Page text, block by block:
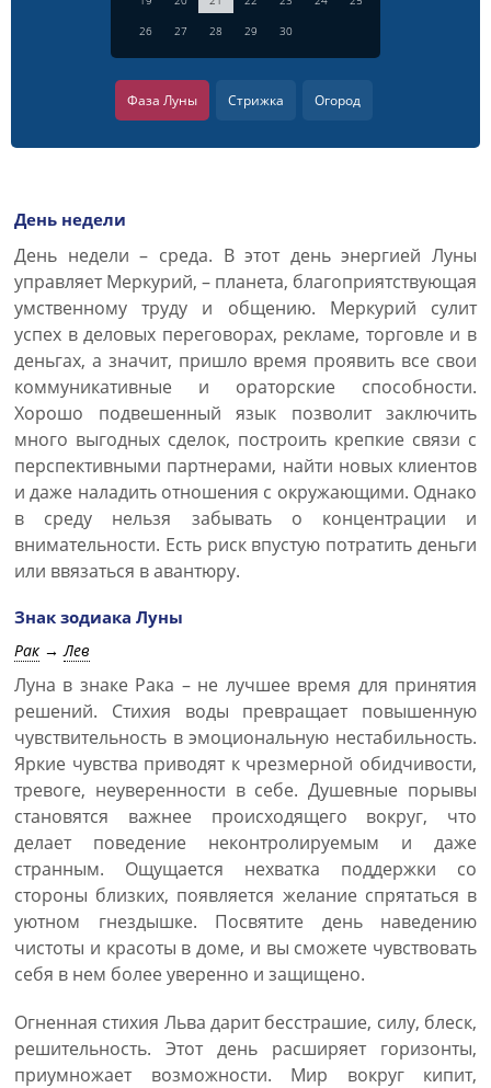
26
27 28 29 30
Фаза Луны Стрижка Огород
День недели
День недели – среда. В этот день энергией Луны
управляет Меркурий, – планета, благоприятствующая
умственному труду и общению. Меркурий сулит
успех в деловых переговорах, рекламе, торговле и в
деньгах, а значит, пришло время проявить все свои
коммуникативные и ораторские способности.
Хорошо подвешенный язык позволит заключить
много выгодных сделок, построить крепкие связи с
перспективными партнерами, найти новых клиентов
и даже наладить отношения с окружающими. Однако
в среду нельзя забывать о концентрации и
внимательности. Есть риск впустую потратить деньги
или ввязаться в авантюру.
Знак зодиака Луны
Рак →Лев
Луна в знаке Рака – не лучшее время для принятия
решений. Стихия воды превращает повышенную
чувствительность в эмоциональную нестабильность.
Яркие чувства приводят к чрезмерной обидчивости,
тревоге, неуверенности в себе. Душевные порывы
становятся важнее происходящего вокруг, что
делает поведение неконтролируемым и даже
странным. Ощущается нехватка поддержки со
стороны близких, появляется желание спрятаться в
уютном гнездышке. Посвятите день наведению
чистоты и красоты в доме, и вы сможете чувствовать
себя в нем более уверенно и защищено.
Огненная стихия Льва дарит бесстрашие, силу, блеск,
решительность. Этот день расширяет горизонты,
приумножает возможности. Мир вокруг кипит,